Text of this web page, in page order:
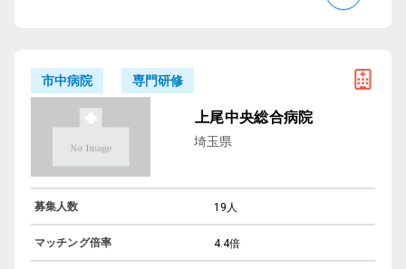
市中病院 専門研修
上尾中央総合病院
埼玉県
募集人数 19人
マッチング倍率 4.4倍